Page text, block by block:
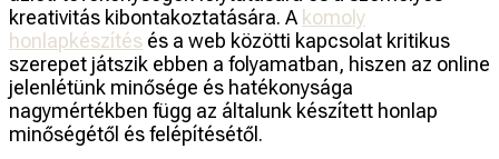
kreativitás kibontakoztatására. A komoly
honlapkészítés és a web közötti kapcsolat kritikus
szerepet játszik ebben a folyamatban, hiszen az online
jelenlétünk minősége és hatékonysága
nagymértékben függ az általunk készített honlap
minőségétől és felépítésétől.